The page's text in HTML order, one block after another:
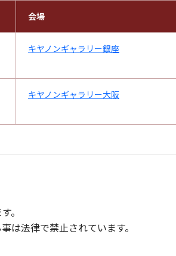
会場
キヤノンギャラリー銀座
キヤノンギャラリー大阪
。
は法律で禁止されています。